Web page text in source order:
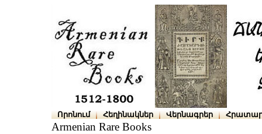
Որոնում Հեղինակներ Վերնագրեր
Armenian Rare Books